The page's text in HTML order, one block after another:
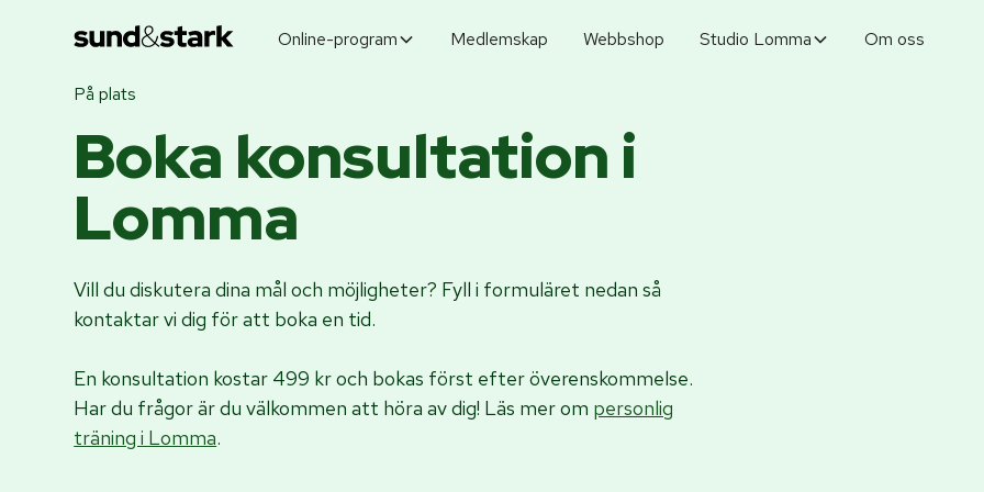
Online-program Medlemskap Webbshop Studio Lomma Om oss
På plats
Boka konsultation i
Lomma
Vill du diskutera dina mål och möjligheter? Fyll i formuläret nedan så
kontaktar vi dig för att boka en tid.
En konsultation kostar 499 kr och bokas först efter överenskommelse.
Har du frågor är du välkommen att höra av dig! Läs mer om personlig
träning i Lomma.